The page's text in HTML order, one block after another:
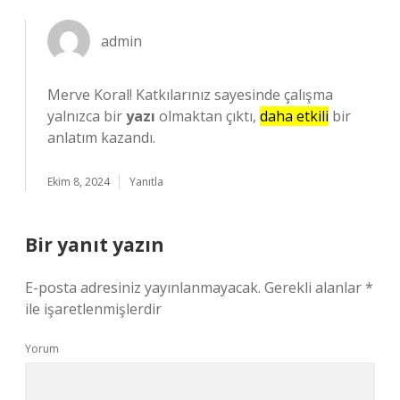
admin
Merve Koral! Katkılarınız sayesinde çalışma
yalnızca biryazı olmaktan çıktı, daha etkili bir
anlatım kazandı.
Ekim 8, 2024 Yanıtla
Bir yanıt yazın
E-posta adresiniz yayınlanmayacak. Gerekli alanlar*
ile işaretlenmişlerdir
Yorum